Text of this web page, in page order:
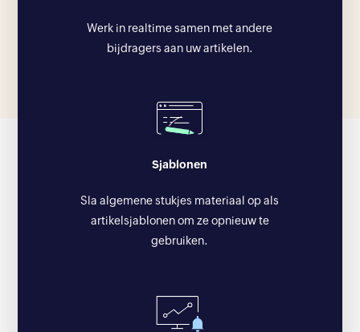
Werk in realtime samen met andere
bijdragers aan uw artikelen.
Sjablonen
Sla algemene stukjes materiaal op als
artikelsjablonen om ze opnieuw te
gebruiken.